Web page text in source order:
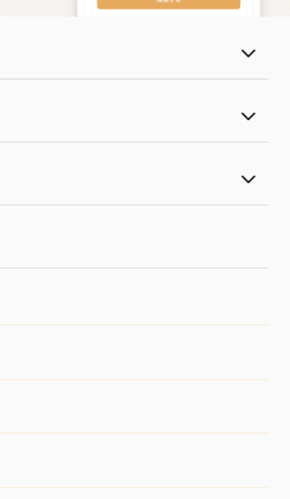
。
いたしません。
純米吟醸 吟麗
実楽山田錦
プリを同梱してお届けいたしま